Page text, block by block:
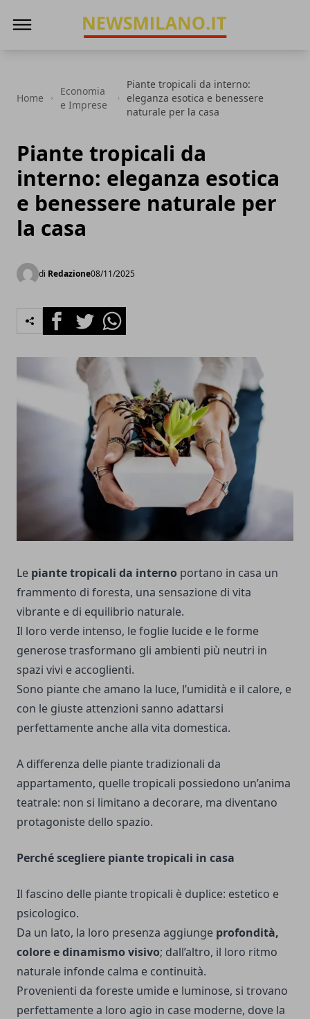
Home
Economia
e Imprese
Piante tropicali da interno:
eleganza esotica e benessere
naturale per la casa
Piante tropicali da
interno: eleganza esotica
e benessere naturale per
la casa
di Redazione08/11/2025
FacebookTwitterWhatsapp
Le piante tropicali da interno portano in casa un
frammento di foresta, una sensazione di vita
vibrante e di equilibrio naturale.
Il loro verde intenso, le foglie lucide e le forme
generose trasformano gli ambienti più neutri in
spazi vivi e accoglienti.
Sono piante che amano la luce, l’umidità e il calore, e
con le giuste attenzioni sanno adattarsi
perfettamente anche alla vita domestica.
A differenza delle piante tradizionali da
appartamento, quelle tropicali possiedono un’anima
teatrale: non si limitano a decorare, ma diventano
protagoniste dello spazio.
Perché scegliere piante tropicali in casa
Il fascino delle piante tropicali è duplice: estetico e
psicologico.
Da un lato, la loro presenza aggiunge profondità,
colore e dinamismo visivo; dall’altro, il loro ritmo
naturale infonde calma e continuità.
Provenienti da foreste umide e luminose, si trovano
perfettamente a loro agio in case moderne, dove la